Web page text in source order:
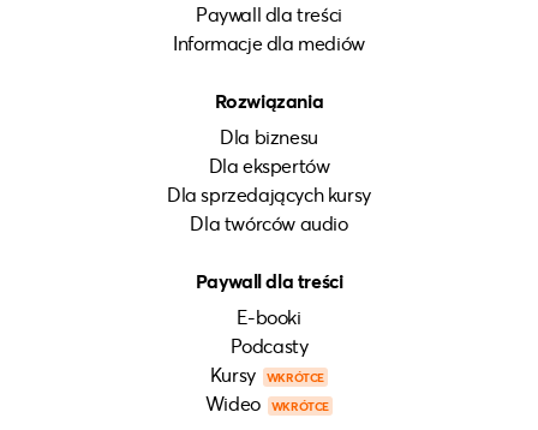
Paywall dla treści
Informacje dla mediów
Rozwiązania
Dla biznesu
Dla ekspertów
Dla sprzedających kursy
Dla twórców audio
Paywall dla treści
E-booki
Podcasty
Kursy
WKRÓTCE
Wideo WKRÓTCE